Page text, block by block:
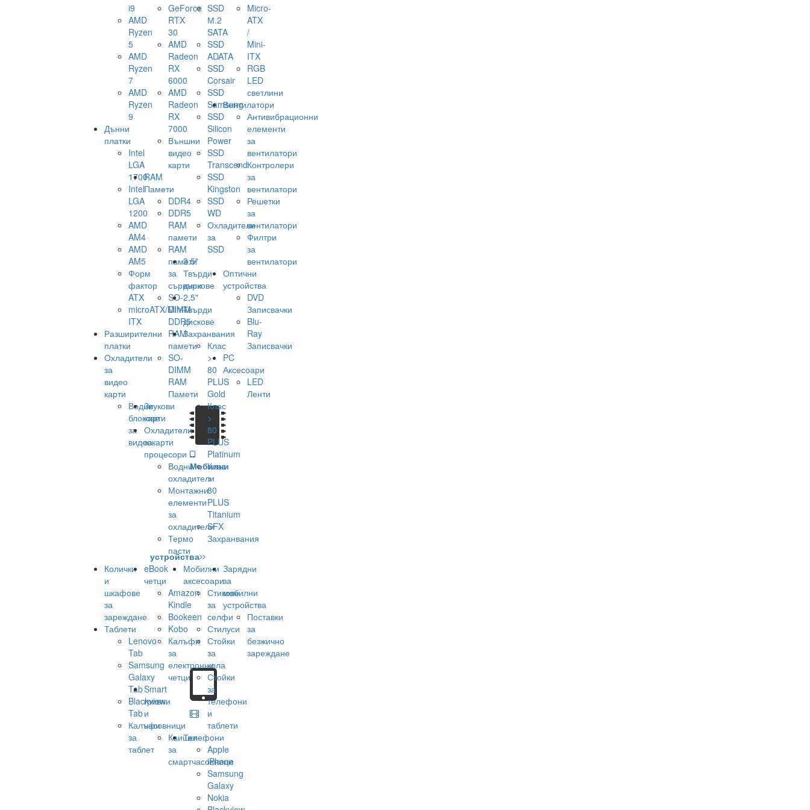
i9
AMD
Ryzen
5
AMD
Ryzen
7
AMD
Ryzen
9
Дънни
платки
Intel
LGA
1700
Intel
LGA
1200
AMD
AM4
AMD
AM5
Форм
фактор
ATX
microATX/Mini-
ITX
Разширителни
платки
Охладители
за
видео
карти
Водни
блокове
за
видеокарти
GeForce
RTX
30
AMD
Radeon
RX
6000
AMD
Radeon
RX
7000
Външни
видео
карти
RAM
Памети
DDR4
DDR5
RAM
памети
RAM
памети
за
сървъри
SO-
DIMM
DDR5
RAM
памети
SO-
DIMM
RAM
Памети
Звукови
карти
Охладители
за
процесори
Водни
охладители
Монтажни
елементи
за
охладители
Термо
пасти
SSD
М.2
SATA
SSD
ADATA
SSD
Corsair
SSD
Samsung
SSD
Silicon
Power
SSD
Transcend
SSD
Kingston
SSD
WD
Охладители
за
SSD
3.5"
Твърди
дискове
2.5"
Твърди
дискове
Захранвания
Клас
>
80
PLUS
Gold
Клас
>
80
PLUS
Platinum
Клас
>
80
PLUS
Titanium
SFX
Захранвания
Micro-
ATX
/
Mini-
ITX
RGB
LED
светлини
Вентилатори
Антивибрационни
елементи
за
вентилатори
Контролери
за
вентилатори
Решетки
за
вентилатори
Филтри
за
вентилатори
Оптични
устройства
DVD
Записвачки
Blu-
Ray
Записвачки
PC
Аксесоари
LED
Ленти
Мобилни
устройства
Колички
и
шкафове
за
зареждане
Таблети
Lenovo
Tab
Samsung
Galaxy
Tab
Blackview
Tab
Калъфи
за
таблет
eBook
четци
Amazon
Kindle
Bookeen
Kobo
Калъфи
за
електронни
четци
Smart
гривни
и
часовници
Каишки
за
смартчасовници
Мобилни
аксесоари
Стикове
за
селфи
Стилуси
Стойки
за
кола
Стойки
за
телефони
и
таблети
Телефони
Apple
iPhone
Samsung
Galaxy
Nokia
Зарядни
за
мобилни
устройства
Поставки
за
безжично
зареждане